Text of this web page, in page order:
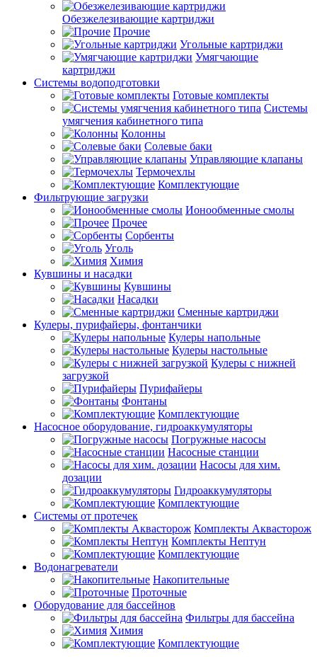
Обезжелезивающие картриджи
Прочие
Угольные картриджи
Умягчающие
картриджи
Системы водоподготовки
Готовые комплекты
Системы
умягчения кабинетного типа
Колонны
Солевые баки
Управляющие клапаны
Термочехлы
Комплектующие
Фильтрующие загрузки
Ионообменные смолы
Прочее
Сорбенты
Уголь
Химия
Кувшины и насадки
Кувшины
Насадки
Сменные картриджи
Кулеры, пурифайеры, фонтанчики
Кулеры напольные
Кулеры настольные
Кулеры с нижней
загрузкой
Пурифайеры
Фонтаны
Комплектующие
Насосное оборудование, гидроаккумуляторы
Погружные насосы
Насосные станции
Насосы для хим.
дозации
Гидроаккумуляторы
Комплектующие
Системы от протечек
Комплекты Аквасторож
Комплекты Нептун
Комплектующие
Водонагреватели
Накопительные
Проточные
Оборудование для бассейнов
Фильтры для бассейна
Химия
Комплектующие